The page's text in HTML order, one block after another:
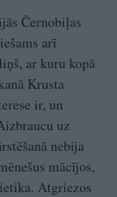
Černobiļas
arī
ar kuru kopā
Krusta
ir, un
uz
nebija
mācījos,
Atgriezos